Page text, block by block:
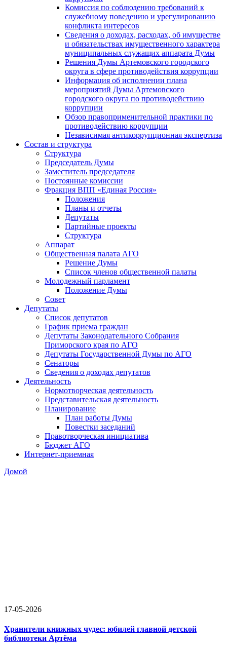
Комиссия по соблюдению требований к
служебному поведению и урегулированию
конфликта интересов
Сведения о доходах, расходах, об имуществе
и обязательствах имущественного характера
муниципальных служащих аппарата Думы
Решения Думы Артемовского городского
округа в сфере противодействия коррупции
Информация об исполнении плана
мероприятий Думы Артемовского
городского округа по противодействию
коррупции
Обзор правоприменительной практики по
противодействию коррупции
Независимая антикоррупционная экспертиза
Состав и структура
Структура
Председатель Думы
Заместитель председателя
Постоянные комиссии
Фракция ВПП «Единая Россия»
Положения
Планы и отчеты
Депутаты
Партийные проекты
Структура
Аппарат
Общественная палата АГО
Решение Думы
Список членов общественной палаты
Молодежный парламент
Положение Думы
Совет
Депутаты
Список депутатов
График приема граждан
Депутаты Законодательного Собрания
Приморского края по АГО
Депутаты Государственной Думы по АГО
Сенаторы
Сведения о доходах депутатов
Деятельность
Нормотворческая деятельность
Представительская деятельность
Планирование
План работы Думы
Повестки заседаний
Правотворческая инициатива
Бюджет АГО
Интернет-приемная
Домой
17-05-2026
Хранители книжных чудес: юбилей главной детской
библиотеки Артёма